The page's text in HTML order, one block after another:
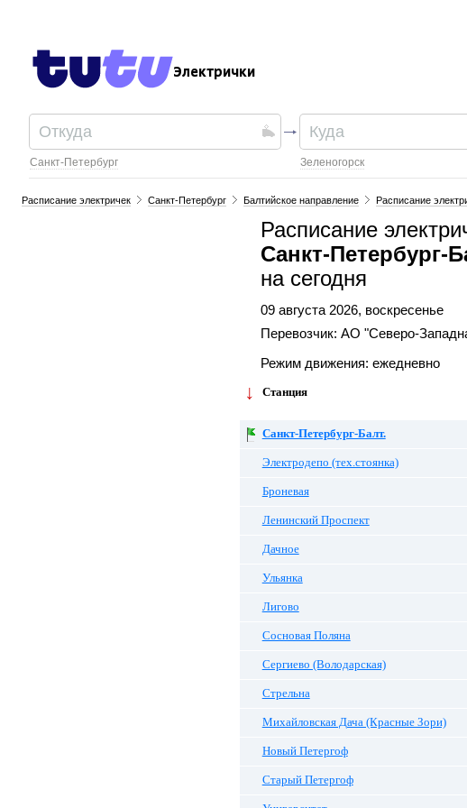
Электрички
Санкт-Петербург Зеленогорск
Расписание электричек Санкт-Петербург Балтийское направление Расписание
Расписание
Санкт-Петербург-
на сегодня
09 августа 2026, воскресенье
Перевозчик: АО "Северо-
Режим движения: ежедневно
Станция
Санкт-Петербург-Балт.
Электродепо (тех.стоянка)
Броневая
Ленинский Проспект
Дачное
Ульянка
Лигово
Сосновая Поляна
Сергиево (Володарская)
Стрельна
Михайловская Дача (Красные Зори)
Новый Петергоф
Старый Петергоф